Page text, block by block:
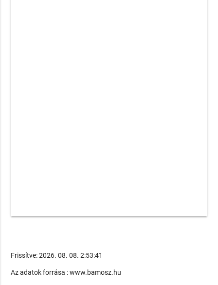
Frissítve: 2026. 08. 08. 2:53:41
Az adatok forrása : www.bamosz.hu